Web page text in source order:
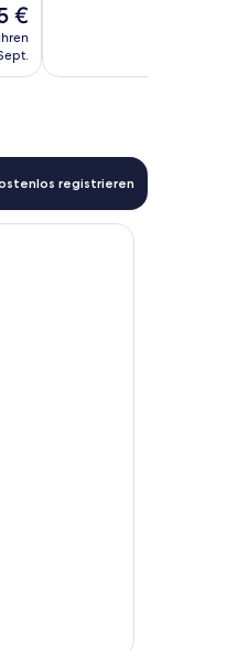
€
registrieren